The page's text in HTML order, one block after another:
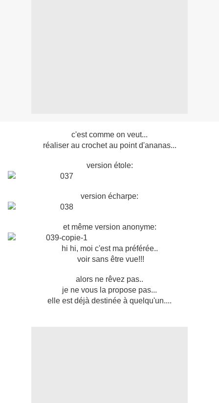
c'est comme on veut...
réaliser au crochet au point d'ananas...
version étole:
version écharpe:
et même version anonyme:
hi hi, moi c'est ma préférée..
voir sans être vue!!!
alors ne rêvez pas..
je ne vous la propose pas...
elle est déjà destinée à quelqu'un....